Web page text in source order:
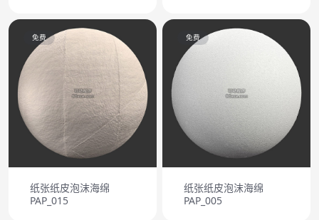
免费
纸张纸皮泡沫海绵
PAP_015
免费
纸张纸皮泡沫海绵
PAP_005